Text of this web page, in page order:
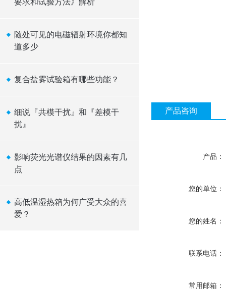
要求和试验方法》解析
随处可见的电磁辐射环境你都知
道多少
复合盐雾试验箱有哪些功能？
细说『共模干扰』和『差模干
扰』
影响荧光光谱仪结果的因素有几
点
高低温湿热箱为何广受大众的喜
爱？
产品咨询
产品：
您的单位：
您的姓名：
联系电话：
常用邮箱：